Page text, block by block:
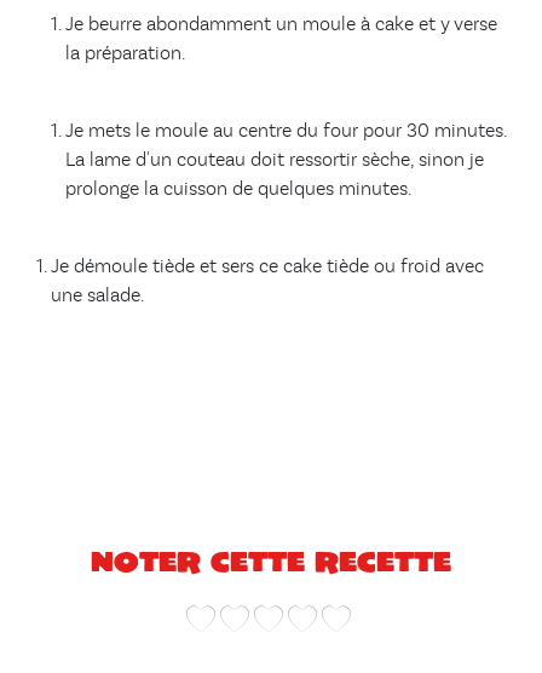
Je beurre abondamment un moule à cake et y verse
la préparation.
Je mets le moule au centre du four pour 30 minutes.
La lame d'un couteau doit ressortir sèche, sinon je
prolonge la cuisson de quelques minutes.
Je démoule tiède et sers ce cake tiède ou froid avec
une salade.
Noter cette recette